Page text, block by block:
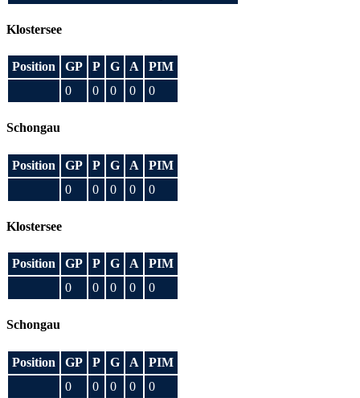
Klostersee
Position GP P G A
PIM
0
0 0 0 0
Schongau
Position GP P G A
PIM
0
0 0 0 0
Klostersee
Position GP P G A
PIM
0
0 0 0 0
Schongau
Position GP P G A
PIM
0
0 0 0
0